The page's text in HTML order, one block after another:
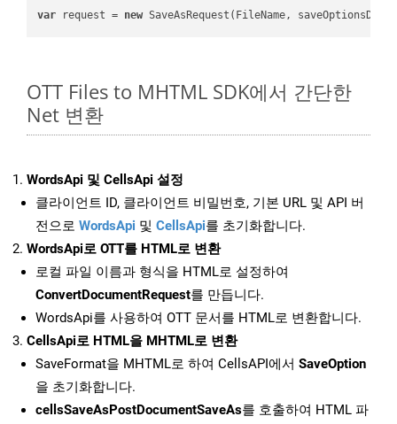
var request = new
OTT Files to MHTML SDK에서 간단한
Net 변환
WordsApi 및 CellsApi 설정
클라이언트 ID, 클라이언트 비밀번호, 기본 URL 및 API 버
전으로 WordsApi 및 CellsApi를 초기화합니다.
WordsApi로 OTT를 HTML로 변환
로컬 파일 이름과 형식을 HTML로 설정하여
ConvertDocumentRequest를 만듭니다.
WordsApi를 사용하여 OTT 문서를 HTML로 변환합니다.
CellsApi로 HTML을 MHTML로 변환
SaveFormat을 MHTML로 하여 CellsAPI에서 SaveOption
을 초기화합니다.
cellsSaveAsPostDocumentSaveAs를 호출하여 HTML 파